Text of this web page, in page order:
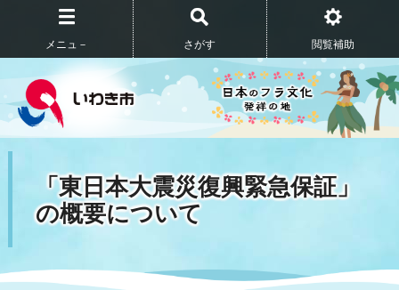
メニュ－ さがす 閲覧補助
「東日本大震災復興緊急保証」
の概要について